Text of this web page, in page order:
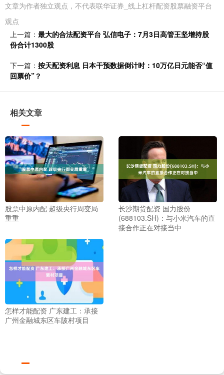
文章为作者独立观点，不代表联华证券_线上杠杆配资股票融资平台
观点
上一篇： 最大的合法配资平台 弘信电子：7月3日高管王坚增持股
份合计1300股
下一篇： 按天配资利息 日本干预数据倒计时：10万亿日元能否“值
回票价”？
相关文章
股票中原内配 超级央行周变局
重重
长沙期货配资 国力股份
(688103.SH)：与小米汽车的直
接合作正在对接当中
怎样才能配资 广东建工：承接
广州金融城东区车陂村项目